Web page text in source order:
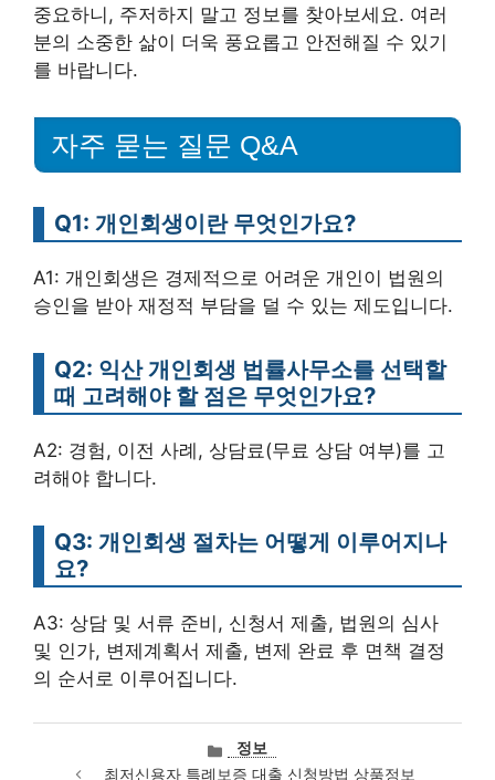
중요하니, 주저하지 말고 정보를 찾아보세요. 여러
분의 소중한 삶이 더욱 풍요롭고 안전해질 수 있기
를 바랍니다.
자주 묻는 질문 Q&A
Q1: 개인회생이란 무엇인가요?
A1: 개인회생은 경제적으로 어려운 개인이 법원의
승인을 받아 재정적 부담을 덜 수 있는 제도입니다.
Q2: 익산 개인회생 법률사무소를 선택할
때 고려해야 할 점은 무엇인가요?
A2: 경험, 이전 사례, 상담료(무료 상담 여부)를 고
려해야 합니다.
Q3: 개인회생 절차는 어떻게 이루어지나
요?
A3: 상담 및 서류 준비, 신청서 제출, 법원의 심사
및 인가, 변제계획서 제출, 변제 완료 후 면책 결정
의 순서로 이루어집니다.
카
테
정보
최저신용자 특례보증 대출 신청방법 상품정보